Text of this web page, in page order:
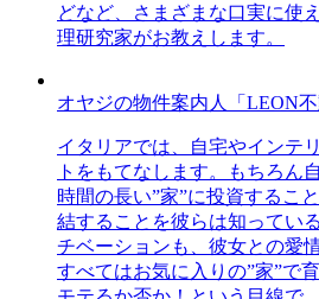
どなど、さまざまな口実に使
理研究家がお教えします。
オヤジの物件案内人「LEON不
イタリアでは、自宅やインテ
トをもてなします。もちろん
時間の長い”家”に投資するこ
結することを彼らは知ってい
チベーションも、彼女との愛
すべてはお気に入りの”家”で